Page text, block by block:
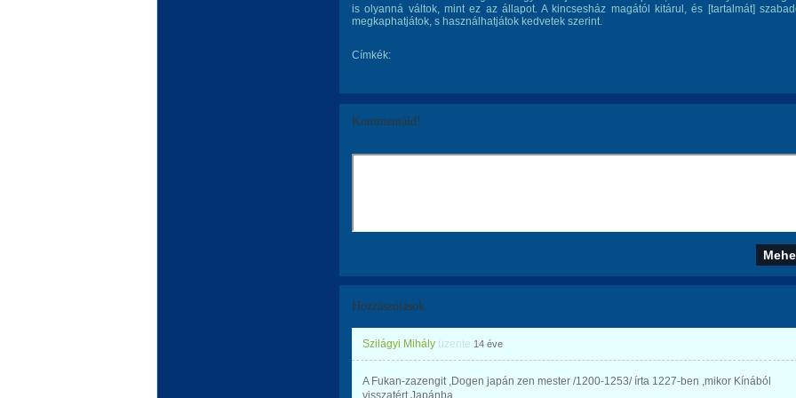
is olyanná váltok, mint ez az állapot. A kincsesház magától kitárul, és [tartalmát]
megkaphatjátok, s használhatjátok kedvetek szerint.
Címkék:
Kommentáld!
Hozzászólások
Szilágyi Mihály üzente 14 éve
A Fukan-zazengit ,Dogen japán zen mester /1200-1253/ írta 1227-ben ,mikor Kínából
visszatért Japánba.